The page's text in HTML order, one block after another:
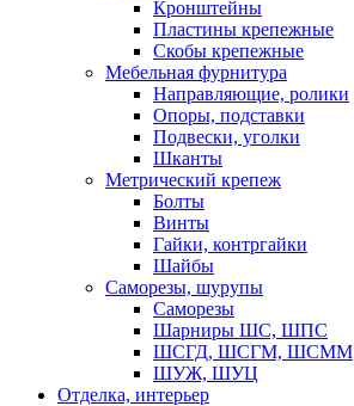
Кронштейны
Пластины крепежные
Скобы крепежные
Мебельная фурнитура
Направляющие, ролики
Опоры, подставки
Подвески, уголки
Шканты
Метрический крепеж
Болты
Винты
Гайки, контргайки
Шайбы
Саморезы, шурупы
Саморезы
Шарниры ШС, ШПС
ШСГД, ШСГМ, ШСММ
ШУЖ, ШУЦ
Отделка, интерьер